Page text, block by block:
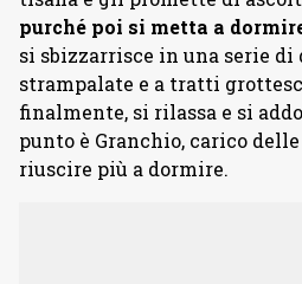
purché poi si metta a
si sbizzarrisce in una serie di
strampalate e a tratti
finalmente, si rilassa e si
punto è Granchio, carico
riuscire più a dormire.